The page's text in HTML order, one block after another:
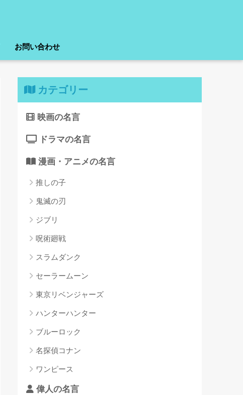
お問い合わせ
カテゴリー
映画の名言
ドラマの名言
漫画・アニメの名言
推しの子
鬼滅の刃
ジブリ
呪術廻戦
スラムダンク
セーラームーン
東京リベンジャーズ
ハンターハンター
ブルーロック
名探偵コナン
ワンピース
偉人の名言